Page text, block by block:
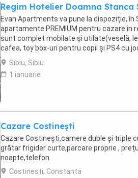
Regim Hotelier Doamna Stanca
Evan Apartments va pune la dispoziție, în
apartamente PREMIUM pentru cazare în
sunt complet mobilate și utilate(veselă,
cafea, toy box-uri pentru copii și PS4 cu
în funcție de mărimea fiecărui ...
Sibiu, Sibiu
1 ianuarie
Cazare Costinești
Cazare Costinești,camere duble și triple
grătar frigider curte,parcare proprie ,
noapte,telefon
Costinesti, Constanta